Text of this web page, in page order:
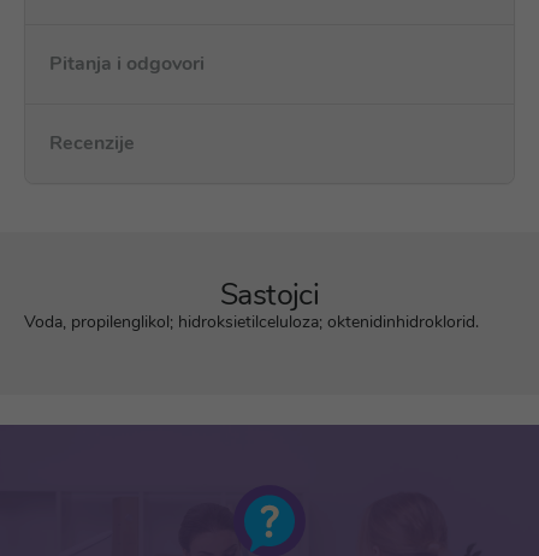
Pitanja i odgovori
Recenzije
Sastojci
Voda, propilenglikol; hidroksietilceluloza; oktenidinhidroklorid.